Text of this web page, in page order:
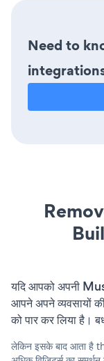
Need to
यदि आपको अपनी
आपने अपने व्यवसायों
को पार कर लिया है।
लेकिन इसके बाद आता